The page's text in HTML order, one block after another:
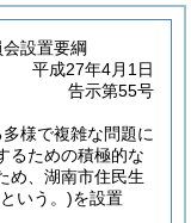
設置要綱
平成27年4月1日
告示第55号
様で複雑な問題に
るための積極的な
め、湖南市住民生
いう。)を設置